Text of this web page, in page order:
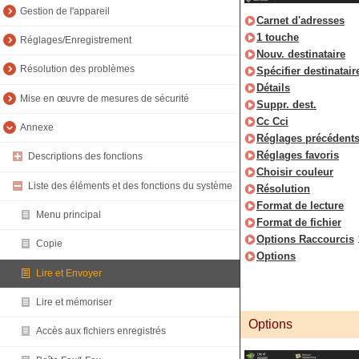
Gestion de l'appareil
Réglages/Enregistrement
Résolution des problèmes
Mise en œuvre de mesures de sécurité
Annexe
Descriptions des fonctions
Liste des éléments et des fonctions du système
Menu principal
Copie
Lire et Envoyer
Lire et mémoriser
Accès aux fichiers enregistrés
Carnet d'adresses
1 touche
Nouv. destinataire
Spécifier
Détails
Suppr. dest.
Cc Cci
Réglages précédents
Réglages favoris
Choisir couleur
Résolution
Format de lecture
Format de fichier
Options Raccourcis
Options
Options